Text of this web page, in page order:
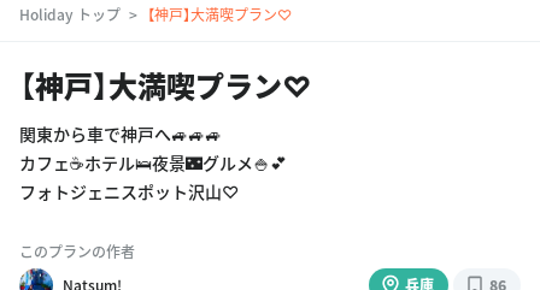
Holiday トップ 【神戸】大満喫プラン♡
【神戸】大満喫プラン♡
関東から車で神戸へ🚙🚙🚙
カフェ☕️ホテル🛌夜景🌃グルメ🍚💕
フォトジェニスポット沢山♡
このプランの作者
Natsum!
兵庫 86